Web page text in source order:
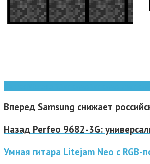
Вперед Samsung снижает
Назад Perfeo 9682-3G:
Умная гитара Litejam Neo с RGB-